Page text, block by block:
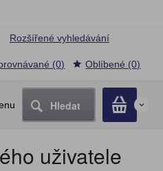
Hledat 0
Rozšířené vyhledávání
(0) Oblíbené (0)
uživatele